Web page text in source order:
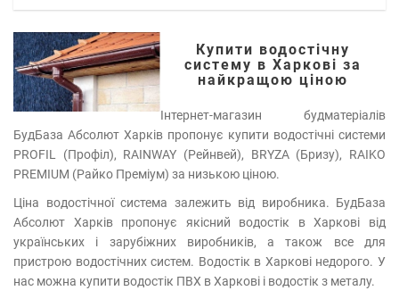
Купити водостічну
систему в Харкові за
найкращою ціною
Інтернет-магазин будматеріалів
БудБаза Абсолют Харків пропонує купити водостічні системи
PROFIL (Профіл), RAINWAY (Рейнвей), BRYZA (Бризу), RAIKO
PREMIUM (Райко Преміум) за низькою ціною.
Ціна водостічної система залежить від виробника. БудБаза
Абсолют Харків пропонує якісний водостік в Харкові від
українських і зарубіжних виробників, а також все для
пристрою водостічних систем. Водостік в Харкові недорого. У
нас можна купити водостік ПВХ в Харкові і водостік з металу.